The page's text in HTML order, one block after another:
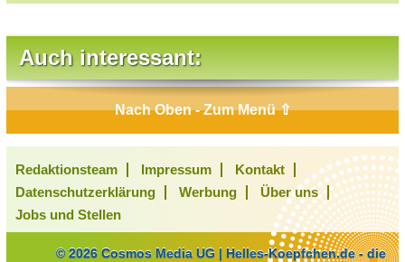
Auch interessant:
Nach Oben - Zum Menü ⇧
Redaktionsteam Impressum
Kontakt
Datenschutzerklärung
Werbung
Über uns
Jobs und Stellen
© 2026 Cosmos Media UG | Helles-Koepfchen.de - die